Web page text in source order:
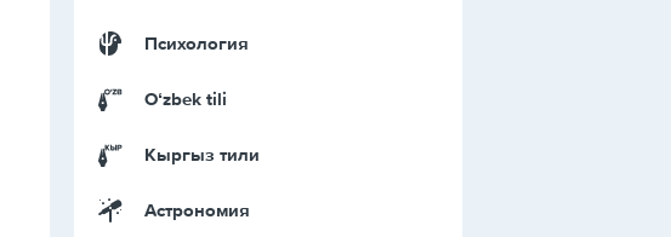
Психология
Оʻzbek tili
Кыргыз тили
Астрономия